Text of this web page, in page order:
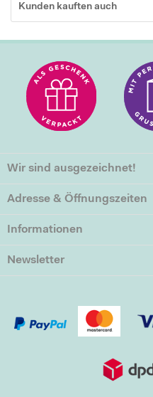
Kunden kauften auch
Wir sind ausgezeichnet!
Adresse & Öffnungszeiten
Informationen
Newsletter